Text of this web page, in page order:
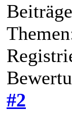
#2